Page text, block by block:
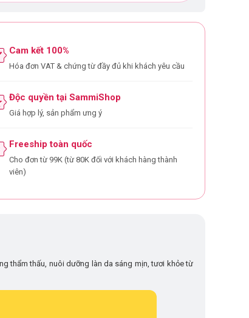
Cam kết 100%
Hóa đơn VAT & chứng từ đầy đủ khi khách yêu cầu
Độc quyền tại SammiShop
Giá hợp lý, sản phẩm ưng ý
Freeship toàn quốc
Cho đơn từ 99K (từ 80K đối với khách hàng thành
viên)
thẩm thấu, nuôi dưỡng làn da sáng mịn, tươi khỏe từ